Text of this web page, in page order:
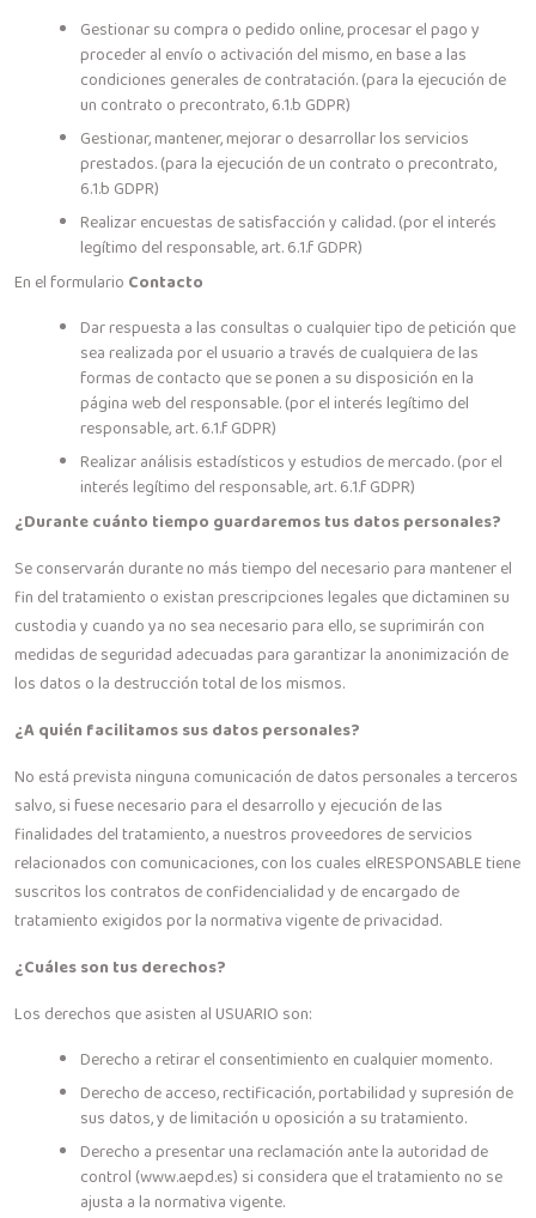
Gestionar su compra o pedido online, procesar el pago y
proceder al envío o activación del mismo, en base a las
condiciones generales de contratación. (para la ejecución de
un contrato o precontrato, 6.1.b GDPR)
Gestionar, mantener, mejorar o desarrollar los servicios
prestados. (para la ejecución de un contrato o precontrato,
6.1.b GDPR)
Realizar encuestas de satisfacción y calidad. (por el interés
legítimo del responsable, art. 6.1.f GDPR)
En el formulario Contacto
Dar respuesta a las consultas o cualquier tipo de petición que
sea realizada por el usuario a través de cualquiera de las
formas de contacto que se ponen a su disposición en la
página web del responsable. (por el interés legítimo del
responsable, art. 6.1.f GDPR)
Realizar análisis estadísticos y estudios de mercado. (por el
interés legítimo del responsable, art. 6.1.f GDPR)
¿Durante cuánto tiempo guardaremos tus datos personales?
Se conservarán durante no más tiempo del necesario para mantener el
fin del tratamiento o existan prescripciones legales que dictaminen su
custodia y cuando ya no sea necesario para ello, se suprimirán con
medidas de seguridad adecuadas para garantizar la anonimización de
los datos o la destrucción total de los mismos.
¿A quién facilitamos sus datos personales?
No está prevista ninguna comunicación de datos personales a terceros
salvo, si fuese necesario para el desarrollo y ejecución de las
finalidades del tratamiento, a nuestros proveedores de servicios
relacionados con comunicaciones, con los cuales elRESPONSABLE tiene
suscritos los contratos de confidencialidad y de encargado de
tratamiento exigidos por la normativa vigente de privacidad.
¿Cuáles son tus derechos?
Los derechos que asisten al USUARIO son:
Derecho a retirar el consentimiento en cualquier momento.
Derecho de acceso, rectificación, portabilidad y supresión de
sus datos, y de limitación u oposición a su tratamiento.
Derecho a presentar una reclamación ante la autoridad de
control (www.aepd.es) si considera que el tratamiento no se
ajusta a la normativa vigente.